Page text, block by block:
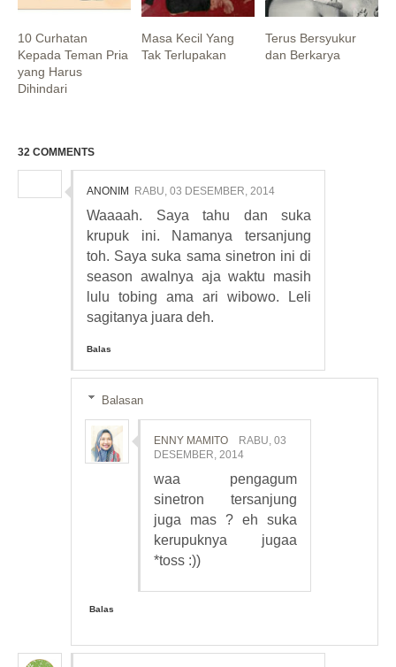
10 Curhatan
Kepada Teman Pria
yang Harus
Dihindari
Masa Kecil Yang
Tak Terlupakan
Terus Bersyukur
dan Berkarya
32 COMMENTS
ANONIM RABU, 03 DESEMBER, 2014
Waaaah. Saya tahu dan suka
krupuk ini. Namanya tersanjung
toh. Saya suka sama sinetron ini di
season awalnya aja waktu masih
lulu tobing ama ari wibowo. Leli
sagitanya juara deh.
Balas
Balasan
ENNY MAMITO
RABU, 03
DESEMBER, 2014
waa pengagum
sinetron tersanjung
juga mas ? eh suka
kerupuknya jugaa
*toss :))
Balas